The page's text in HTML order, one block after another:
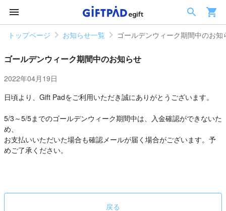
トップページ お知らせ一覧 ゴールデンウィーク期間中のお知
ゴールデンウィーク期間中のお知らせ
2022年04月19日
日頃より、Gift Padをご利用いただき誠にありがとうございます。
5/3～5/5までのゴールデンウィーク期間中は、入金確認ができないた
め、
お支払いいただいた場合も確認メールが届く場合がございます。予
めご了承ください。
戻る